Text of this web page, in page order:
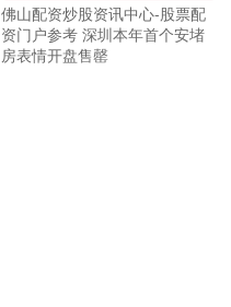
佛山配资炒股资讯中心-股票配
资门户参考 深圳本年首个安堵
房表情开盘售罄